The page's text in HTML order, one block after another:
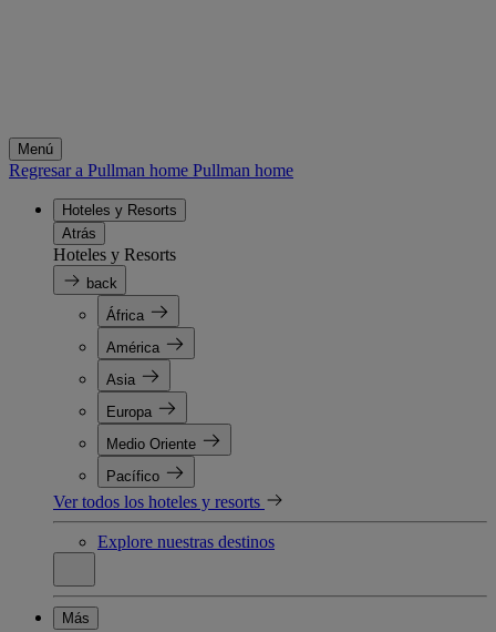
Menú
Regresar a Pullman home Pullman home
Hoteles y Resorts
Atrás
Hoteles y Resorts
back
África
América
Asia
Europa
Medio Oriente
Pacífico
Ver todos los hoteles y resorts
Explore nuestras destinos
Más